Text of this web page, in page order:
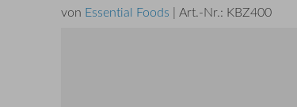
von Essential Foods | Art.-Nr.: KBZ400